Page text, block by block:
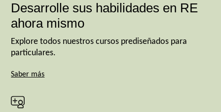
Desarrolle sus habilidades en RE
ahora mismo
Explore todos nuestros cursos prediseñados para
particulares.
Saber más